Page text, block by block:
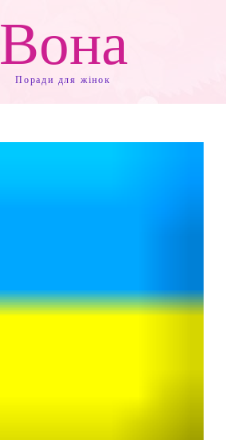
Вона
Поради для жінок